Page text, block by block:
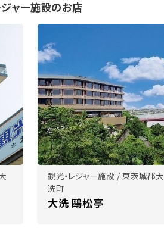
ャー施設のお店
観光・レジャー施設 / 東茨城郡大
洗町
大洗 鷗松亭